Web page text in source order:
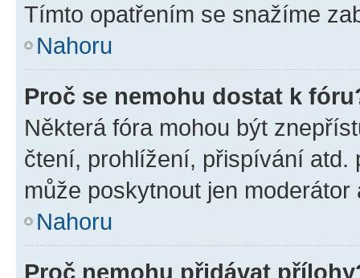
Tímto opatřením se snažíme
Nahoru
Proč se nemohu dostat k
Některá fóra mohou být
čtení, prohlížení, přispívání atd.
může poskytnout jen
Nahoru
Proč nemohu přidávat